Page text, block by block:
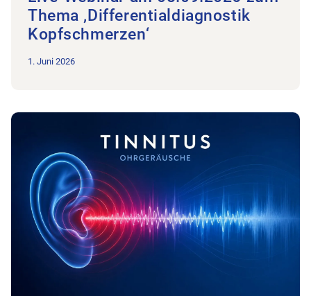
Thema ‚Differentialdiagnostik
Kopfschmerzen‘
1. Juni 2026
Zum Beitrag Live-Webinar am 26.10.2026 zum Thema